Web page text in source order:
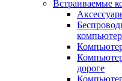
Встраиваемые
дороге